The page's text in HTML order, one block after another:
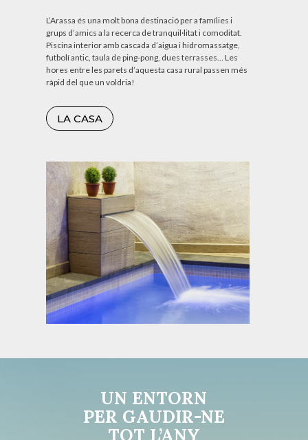
L’Arassa és una molt bona destinació per a famílies i
grups d’amics a la recerca de tranquil·litat i comoditat.
Piscina interior amb cascada d’aigua i hidromassatge,
futbolí antic, taula de ping-pong, dues terrasses… Les
hores entre les parets d’aquesta casa rural passen més
ràpid del que un voldria!
LA CASA
UN ENTORN
PER GAUDIR-NE
TOT L’ANY